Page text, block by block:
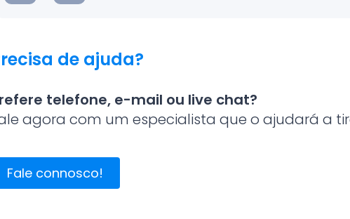
de ajuda?
telefone, e-mail ou live chat?
agora com um especialista que o ajudará a
Fale connosco!